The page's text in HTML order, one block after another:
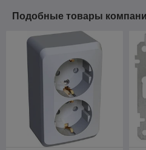
Подобные товары